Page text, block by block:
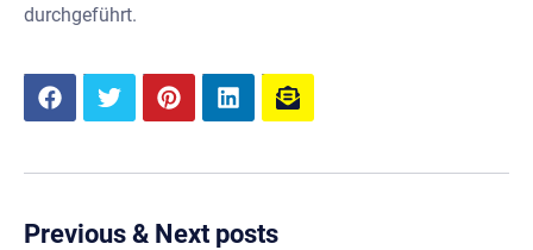
durchgeführt.
Previous & Next posts